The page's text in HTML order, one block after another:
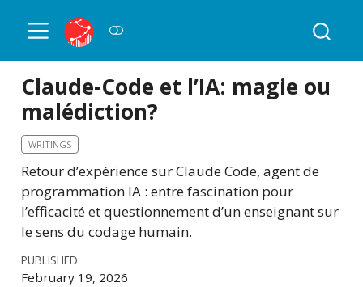
Claude-Code et l’IA: magie ou
malédiction?
WRITINGS
Retour d’expérience sur Claude Code, agent de
programmation IA : entre fascination pour
l’efficacité et questionnement d’un enseignant sur
le sens du codage humain.
PUBLISHED
February 19, 2026